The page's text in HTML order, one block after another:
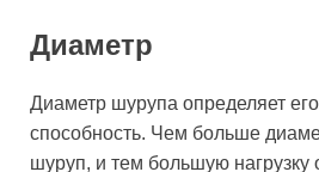
Диаметр
Диаметр шурупа определяет
способность. Чем больше
шуруп, и тем большую